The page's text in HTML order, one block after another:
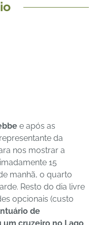
e após as
da
nos mostrar a
15
manhã, o quarto
Resto do dia livre
opcionais (custo
de